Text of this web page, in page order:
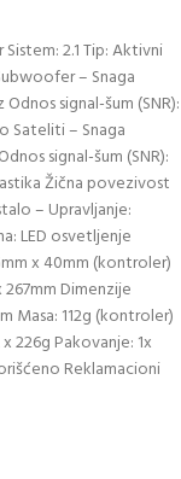
2.1 Tip: Aktivni
– Snaga
signal-šum (SNR):
Sateliti – Snaga
signal-šum (SNR):
Žična povezivost
– Upravljanje:
LED osvetljenje
x 40mm (kontroler)
Dimenzije
Masa: 112g (kontroler)
226g Pakovanje: 1x
Reklamacioni